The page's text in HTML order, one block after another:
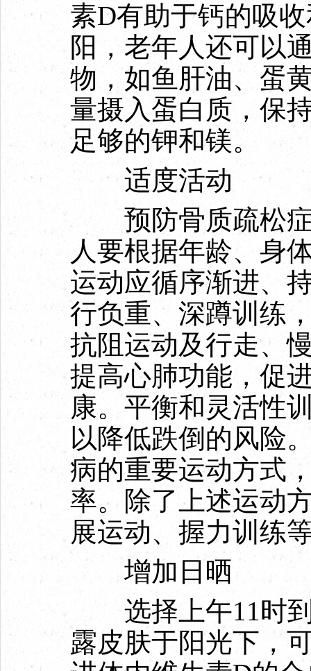
素D有助于钙的吸
阳，老年人还可以
物，如鱼肝油、蛋
量摄入蛋白质，保
足够的钾和镁。
适度活动
预防骨质疏松症
人要根据年龄、身
运动应循序渐进、
行负重、深蹲训练
抗阻运动及行走、
提高心肺功能，促
康。平衡和灵活性
以降低跌倒的风险
病的重要运动方式
率。除了上述运动
展运动、握力训练
增加日晒
选择上午11时到
露皮肤于阳光下，